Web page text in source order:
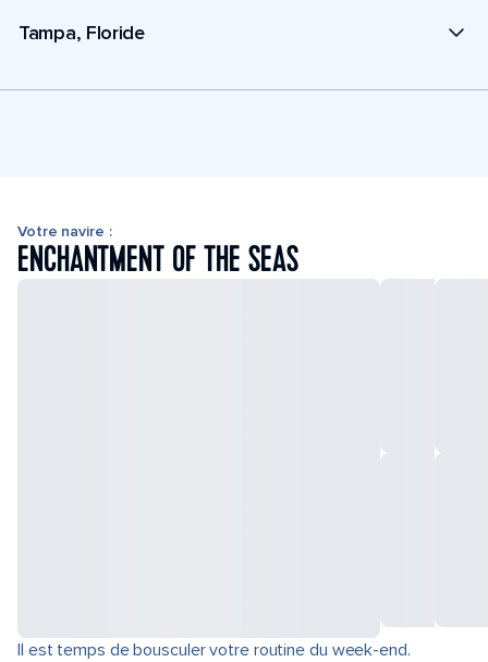
Tampa, Floride
Votre navire :
ENCHANTMENT OF THE SEAS
Il est temps de bousculer votre routine du week-end.